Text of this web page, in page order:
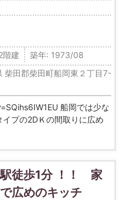
階建
築年: 1973/08
柴田郡柴田町船岡東２丁目7-
船岡では少な
プの2DＫの間取りに広め
徒歩1分 ！！ 家
広めのキッチ